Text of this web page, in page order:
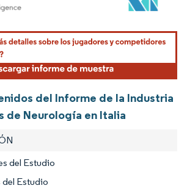
El uso requiere atribución según CC BY 4.0.
del Informe de la Industria
de Neurología en Italia
del Estudio
del Estudio